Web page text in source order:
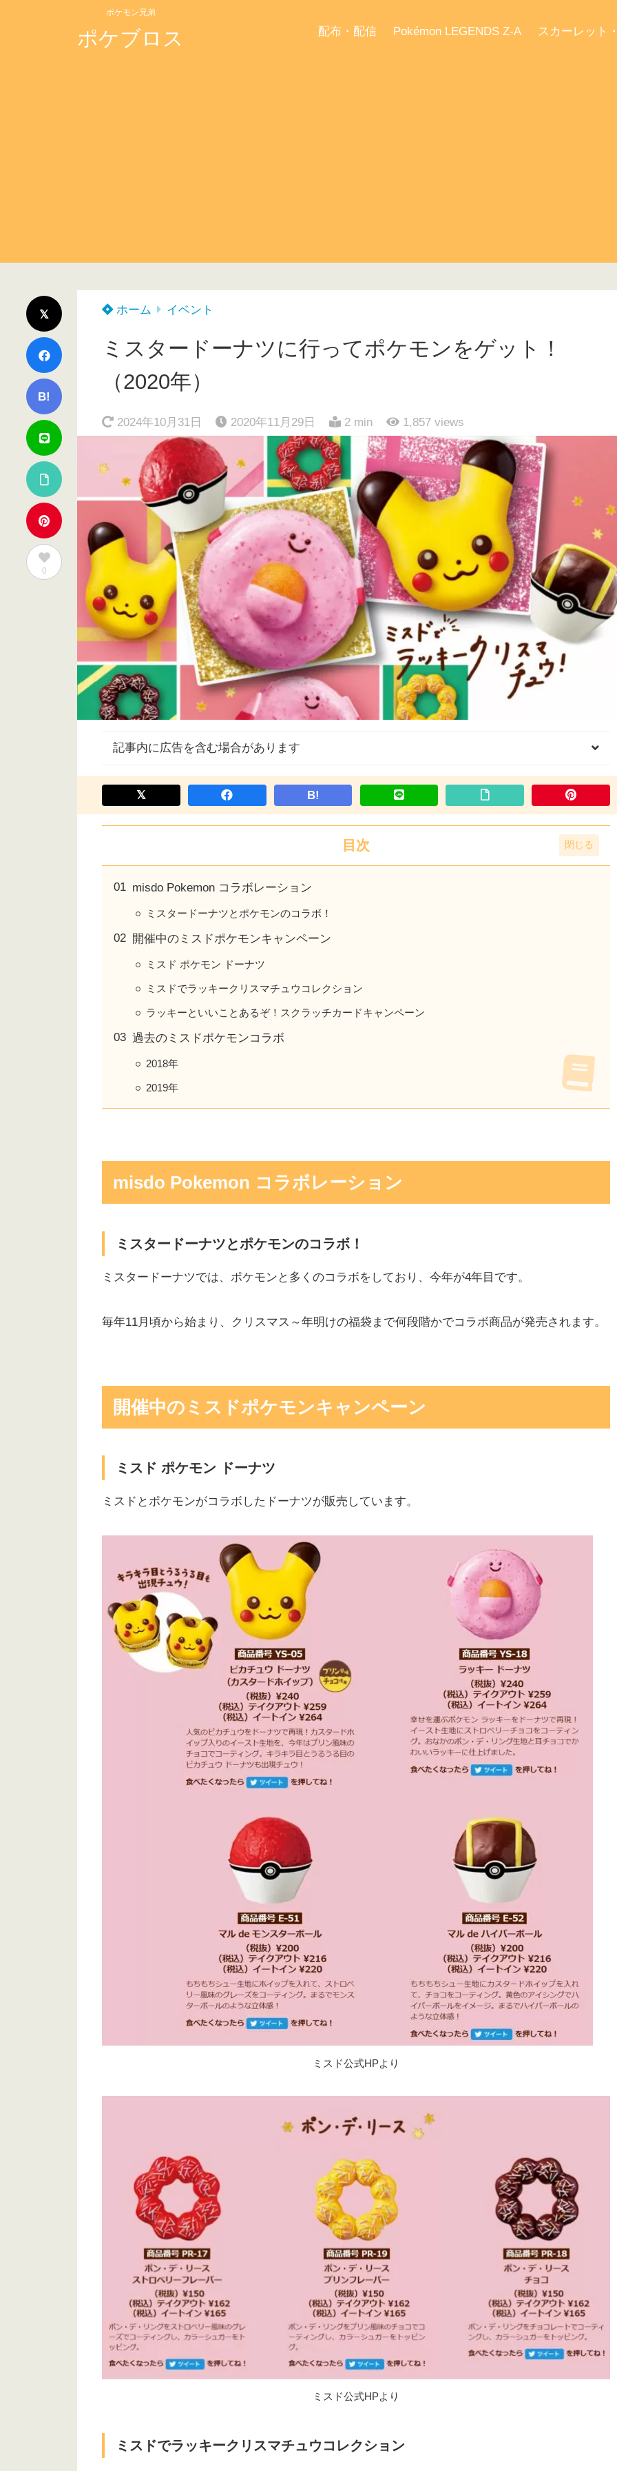
ポケモン兄弟
ポケブロス 配布・配信 Pokémon LEGENDS Z-A スカーレット
B!
0
ホーム イベント
ミスタードーナツに行ってポケモンをゲット！
（2020年）
2024年10月31日 2020年11月29日 2 min 1,857 views
記事内に広告を含む場合があります
B!
目次
misdo Pokemon コラボレーション
ミスタードーナツとポケモンのコラボ！
開催中のミスドポケモンキャンペーン
ミスド ポケモン ドーナツ
ミスドでラッキークリスマチュウコレクション
ラッキーといいことあるぞ！スクラッチカードキャンペーン
過去のミスドポケモンコラボ
2018年
2019年
misdo Pokemon コラボレーション
ミスタードーナツとポケモンのコラボ！
ミスタードーナツでは、ポケモンと多くのコラボをしており、今年が4年目です。
毎年11月頃から始まり、クリスマス～年明けの福袋まで何段階かでコラボ商品が発売されます。
開催中の ミスドポケモンキャンペーン
ミスド ポケモン ドーナツ
ミスドとポケモンがコラボしたドーナツが販売しています。
ミスド公式HPより
ミスド公式HPより
ミスドでラッキークリスマチュウコレクション